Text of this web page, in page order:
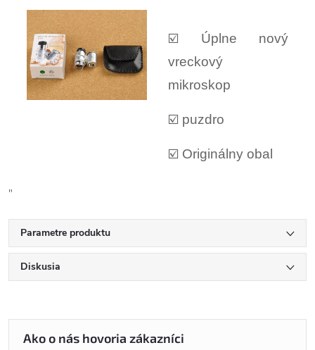
☑️ Úplne nový
vreckový
mikroskop
☑️ puzdro
☑️ Originálny obal
"
Parametre produktu
Diskusia